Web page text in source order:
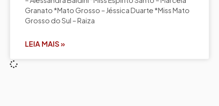
Granato *Mato Grosso – Jéssica Duarte *Miss Mato
Grosso do Sul – Raiza
LEIA MAIS »